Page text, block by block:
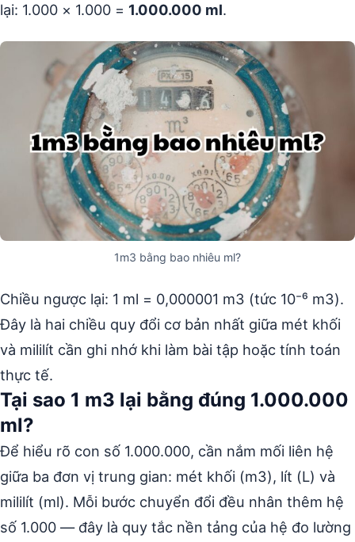
lại: 1.000 × 1.000 = 1.000.000 ml.
1m3 bằng bao nhiêu ml?
Chiều ngược lại: 1 ml = 0,000001 m3 (tức 10⁻⁶ m3).
Đây là hai chiều quy đổi cơ bản nhất giữa mét khối
và mililít cần ghi nhớ khi làm bài tập hoặc tính toán
thực tế.
Tại sao 1 m3 lại bằng đúng 1.000.000
ml?
Để hiểu rõ con số 1.000.000, cần nắm mối liên hệ
giữa ba đơn vị trung gian: mét khối (m3), lít (L) và
mililít (ml). Mỗi bước chuyển đổi đều nhân thêm hệ
số 1.000 — đây là quy tắc nền tảng của hệ đo lường